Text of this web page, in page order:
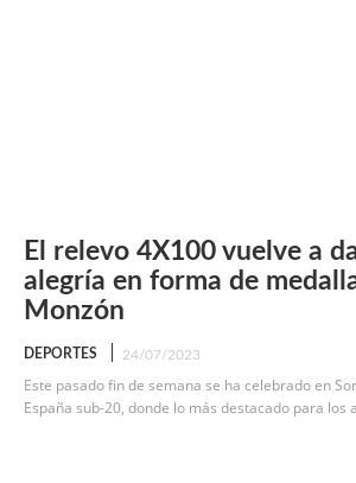
El relevo 4X100 vuelve a
alegría en forma de
Monzón
DEPORTES 24/07/2023
Este pasado fin de semana se ha celebrado en
España sub-20, donde lo más destacado para los